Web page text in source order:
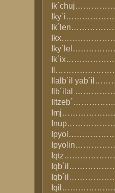
Ilalb´il
Ilb´ilal